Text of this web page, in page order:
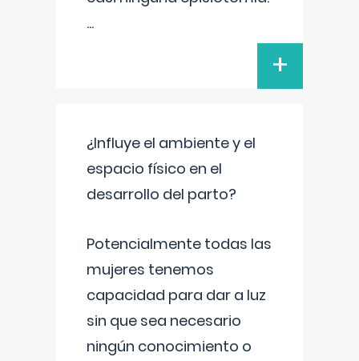
...
+
¿Influye el ambiente y el
espacio físico en el
desarrollo del parto?
Potencialmente todas las
mujeres tenemos
capacidad para dar a luz
sin que sea necesario
ningún conocimiento o